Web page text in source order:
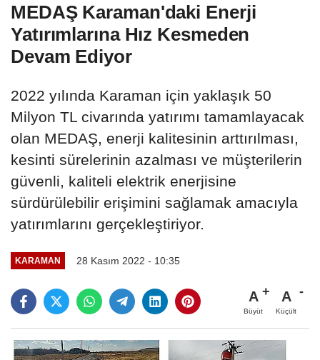
MEDAŞ Karaman'daki Enerji
Yatırımlarına Hız Kesmeden
Devam Ediyor
2022 yılında Karaman için yaklaşık 50
Milyon TL civarında yatırımı tamamlayacak
olan MEDAŞ, enerji kalitesinin arttırılması,
kesinti sürelerinin azalması ve müşterilerin
güvenli, kaliteli elektrik enerjisine
sürdürülebilir erişimini sağlamak amacıyla
yatırımlarını gerçekleştiriyor.
KARAMAN 28 Kasım 2022 - 10:35
A
Büyüt
A
Küçült